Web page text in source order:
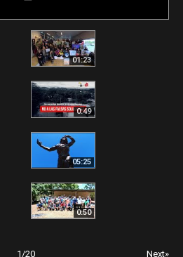
01:23
0:49
05:25
0:50
1/20 Next»